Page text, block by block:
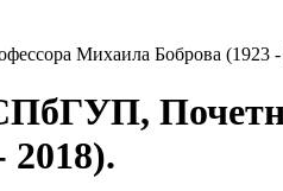
Михаила Боброва (1923 -
СПбГУП,
2018).